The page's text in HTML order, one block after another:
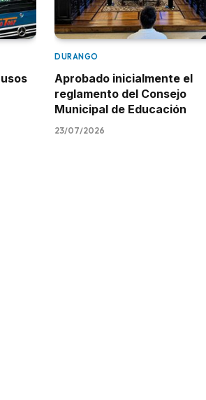
DURANGO
Aprobado inicialmente el
reglamento del Consejo
Municipal de Educación
23/07/2026